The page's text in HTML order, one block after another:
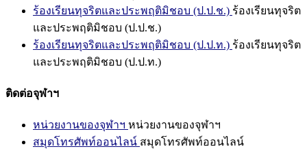
ร้องเรียนทุจริตและประพฤติมิชอบ (ป.ป.ช.) ร้องเรียนทุจริต
และประพฤติมิชอบ (ป.ป.ช.)
ร้องเรียนทุจริตและประพฤติมิชอบ (ป.ป.ท.) ร้องเรียนทุจริต
และประพฤติมิชอบ (ป.ป.ท.)
ติดต่อจุฬาฯ
หน่วยงานของจุฬาฯ หน่วยงานของจุฬาฯ
สมุดโทรศัพท์ออนไลน์ สมุดโทรศัพท์ออนไลน์